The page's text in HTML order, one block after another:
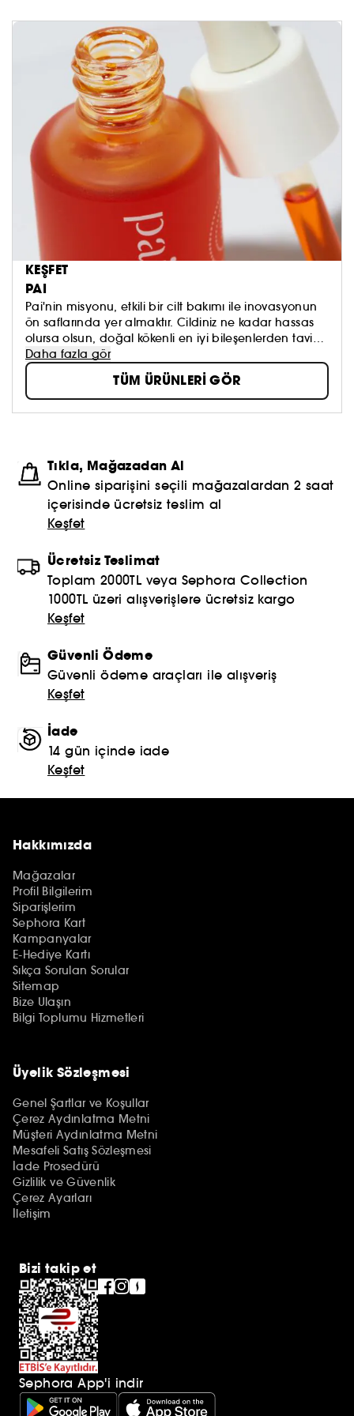
KEŞFET
PAI
Pai'nin misyonu, etkili bir cilt bakımı ile inovasyonun
ön saflarında yer almaktır. Cildiniz ne kadar hassas
olursa olsun, doğal kökenli en iyi bileşenlerden taviz
vermeden, cildinize iyi bakacak şekilde geliştirilmiştir.
Pai bakım ürünlerinin her biri, Londra'daki genel
merkezde formüle edilir ve üretilir. Ürünler doğal
içeriklidir.
Daha fazla gör
TÜM ÜRÜNLERİ GÖR
Tıkla, Mağazadan Al
Online siparişini seçili mağazalardan 2 saat
içerisinde ücretsiz teslim al
Keşfet
Ücretsiz Teslimat
Toplam 2000TL veya Sephora Collection
1000TL üzeri alışverişlere ücretsiz kargo
Keşfet
Güvenli Ödeme
Güvenli ödeme araçları ile alışveriş
Keşfet
İade
14 gün içinde iade
Keşfet
Hakkımızda
Mağazalar
Profil Bilgilerim
Siparişlerim
Sephora Kart
Kampanyalar
E-Hediye Kartı
Sıkça Sorulan Sorular
Sitemap
Bize Ulaşın
Bilgi Toplumu Hizmetleri
Üyelik Sözleşmesi
Genel Şartlar ve Koşullar
Çerez Aydınlatma Metni
Müşteri Aydınlatma Metni
Mesafeli Satış Sözleşmesi
İade Prosedürü
Gizlilik ve Güvenlik
Çerez Ayarları
İletişim
Bizi takip et
Sephora App'i indir